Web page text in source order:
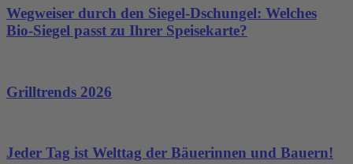
Wegweiser durch den Siegel-Dschungel: Welches
Bio-Siegel passt zu Ihrer Speisekarte?
Grilltrends 2026
Jeder Tag ist Welttag der Bäuerinnen und Bauern!